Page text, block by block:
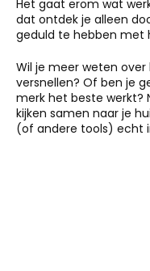
Het gaat erom wat
dat ontdek je alleen
geduld te hebben met
Wil je meer weten
versnellen? Of ben je
merk het beste werkt?
kijken samen naar je
(of andere tools) echt